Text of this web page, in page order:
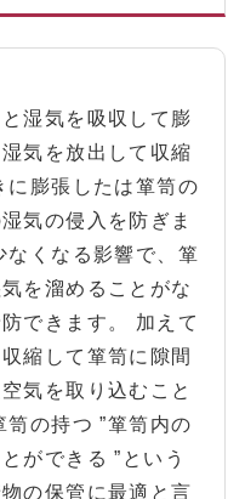
湿気を吸収して膨
気を放出して収縮
に膨張したは箪笥の
気の侵入を防ぎま
くなる影響で、箪
を溜めることがな
できます。 加えて
縮して箪笥に隙間
気を取り込むこと
の持つ ”箪笥内の
ができる ”という
の保管に最適と言